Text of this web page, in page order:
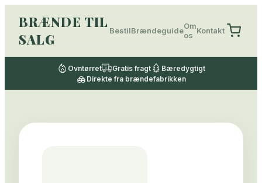
BRÆNDE TIL
SALG
BestilBrændeguideOm
os Kontakt
Ovntørret Gratis fragt
Bæredygtigt
Direkte fra brændefabrikken